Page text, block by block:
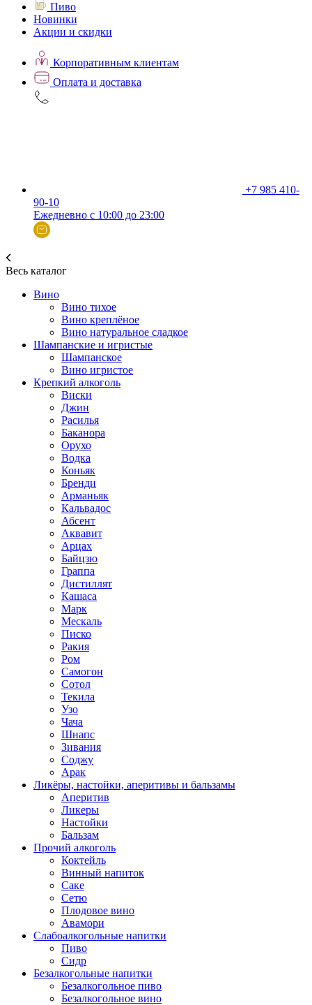
Пиво
Новинки
Акции и скидки
Корпоративным клиентам
Оплата и доставка
+7 985 410-
90-10
Ежедневно с 10:00 до 23:00
Весь каталог
Вино
Вино тихое
Вино креплёное
Вино натуральное сладкое
Шампанские и игристые
Шампанское
Вино игристое
Крепкий алкоголь
Виски
Джин
Расилья
Баканора
Орухо
Водка
Коньяк
Бренди
Арманьяк
Кальвадос
Абсент
Аквавит
Арцах
Байцзю
Граппа
Дистиллят
Кашаса
Марк
Мескаль
Писко
Ракия
Ром
Самогон
Сотол
Текила
Узо
Чача
Шнапс
Зивания
Соджу
Арак
Ликёры, настойки, аперитивы и бальзамы
Аперитив
Ликеры
Настойки
Бальзам
Прочий алкоголь
Коктейль
Винный напиток
Саке
Сетю
Плодовое вино
Авамори
Слабоалкогольные напитки
Пиво
Сидр
Безалкогольные напитки
Безалкогольное пиво
Безалкогольное вино